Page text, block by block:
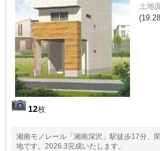
12枚
土地
湘南モノレール「湘南深沢」駅徒歩17分、
地です。2026.3完成いたします。